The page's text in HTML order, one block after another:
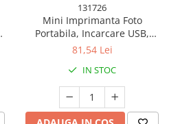
131726
Mini Imprimanta Foto
Portabila, Incarcare USB,
Bluetooth, Model Pisicuta,
81,54 Lei
IN STOC